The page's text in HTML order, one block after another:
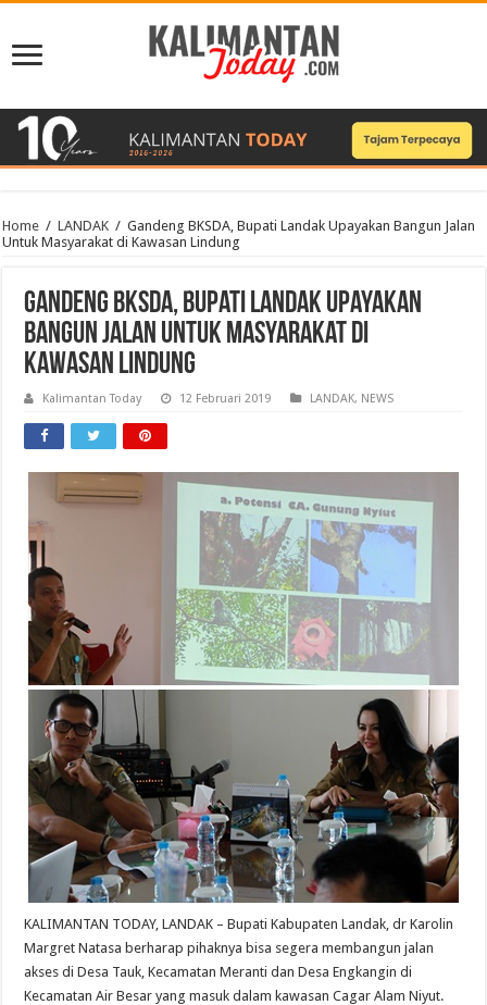
Home / LANDAK / Gandeng BKSDA, Bupati Landak Upayakan Bangun Jalan
Untuk Masyarakat di Kawasan Lindung
Gandeng BKSDA, Bupati Landak Upayakan
Bangun Jalan Untuk Masyarakat di
Kawasan Lindung
Kalimantan Today 12 Februari 2019 LANDAK, NEWS
KALIMANTAN TODAY, LANDAK – Bupati Kabupaten Landak, dr Karolin
Margret Natasa berharap pihaknya bisa segera membangun jalan
akses di Desa Tauk, Kecamatan Meranti dan Desa Engkangin di
Kecamatan Air Besar yang masuk dalam kawasan Cagar Alam Niyut.